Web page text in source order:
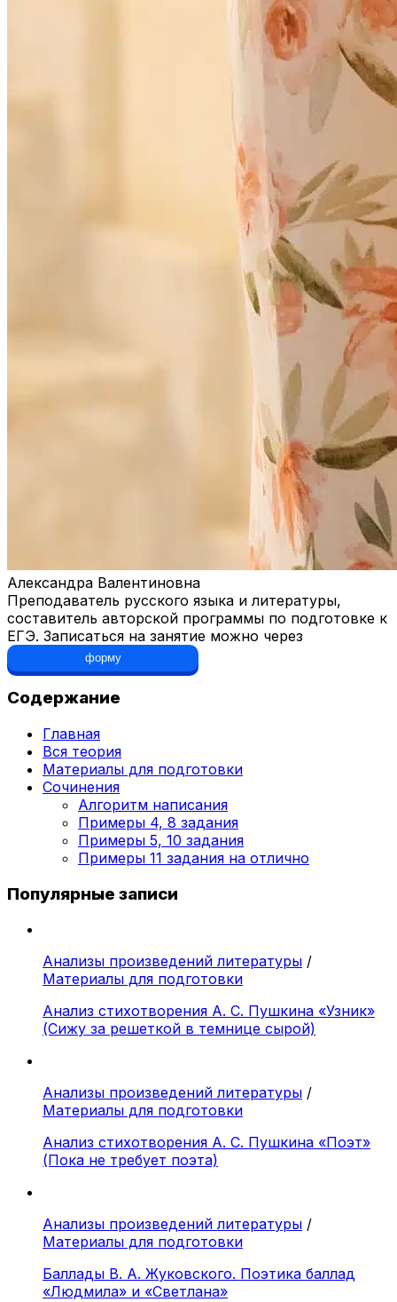
Александра Валентиновна
Преподаватель русского языка и литературы,
составитель авторской программы по подготовке к
ЕГЭ. Записаться на занятие можно через
форму
Содержание
Главная
Вся теория
Материалы для подготовки
Сочинения
Алгоритм написания
Примеры 4, 8 задания
Примеры 5, 10 задания
Примеры 11 задания на отлично
Популярные записи
Анализы произведений литературы /
Материалы для подготовки
Анализ стихотворения А. С. Пушкина «Узник»
(Сижу за решеткой в темнице сырой)
Анализы произведений литературы /
Материалы для подготовки
Анализ стихотворения А. С. Пушкина «Поэт»
(Пока не требует поэта)
Анализы произведений литературы /
Материалы для подготовки
Баллады В. А. Жуковского. Поэтика баллад
«Людмила» и «Светлана»